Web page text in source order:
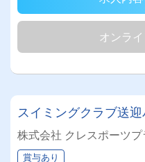
オンラ
スイミングクラブ送
株式会社 クレスポーツ
賞与あり